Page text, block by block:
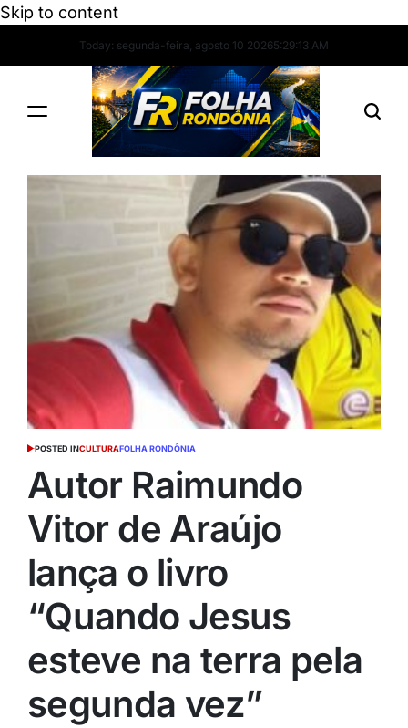
Skip to content
Today: segunda-feira, agosto 10 20265:29:14 AM
POSTED INCULTURAFOLHA RONDÔNIA
Autor Raimundo
Vitor de Araújo
lança o livro
“Quando Jesus
esteve na terra pela
segunda vez”